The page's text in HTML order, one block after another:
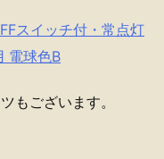
スイッチ付・常点灯
電球色B
もございます。